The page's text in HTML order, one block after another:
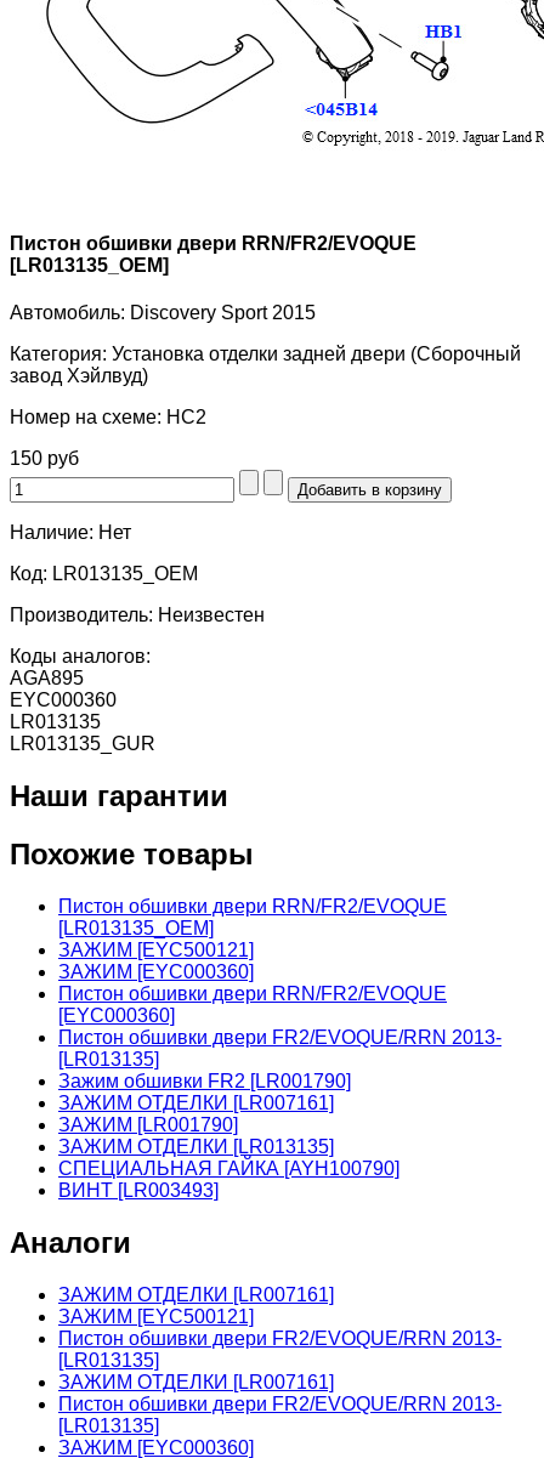
Пистон обшивки двери RRN/FR2/EVOQUE
[LR013135_OEM]
Автомобиль: Discovery Sport 2015
Категория: Установка отделки задней двери (Сборочный
завод Хэйлвуд)
Номер на схеме: HC2
150 руб
Наличие: Нет
Код: LR013135_OEM
Производитель: Неизвестен
Коды аналогов:
AGA895
EYC000360
LR013135
LR013135_GUR
Наши гарантии
Похожие товары
Пистон обшивки двери RRN/FR2/EVOQUE
[LR013135_OEM]
ЗАЖИМ [EYC500121]
ЗАЖИМ [EYC000360]
Пистон обшивки двери RRN/FR2/EVOQUE
[EYC000360]
Пистон обшивки двери FR2/EVOQUE/RRN 2013-
[LR013135]
Зажим обшивки FR2 [LR001790]
ЗАЖИМ ОТДЕЛКИ [LR007161]
ЗАЖИМ [LR001790]
ЗАЖИМ ОТДЕЛКИ [LR013135]
СПЕЦИАЛЬНАЯ ГАЙКА [AYH100790]
ВИНТ [LR003493]
Аналоги
ЗАЖИМ ОТДЕЛКИ [LR007161]
ЗАЖИМ [EYC500121]
Пистон обшивки двери FR2/EVOQUE/RRN 2013-
[LR013135]
ЗАЖИМ ОТДЕЛКИ [LR007161]
Пистон обшивки двери FR2/EVOQUE/RRN 2013-
[LR013135]
ЗАЖИМ [EYC000360]